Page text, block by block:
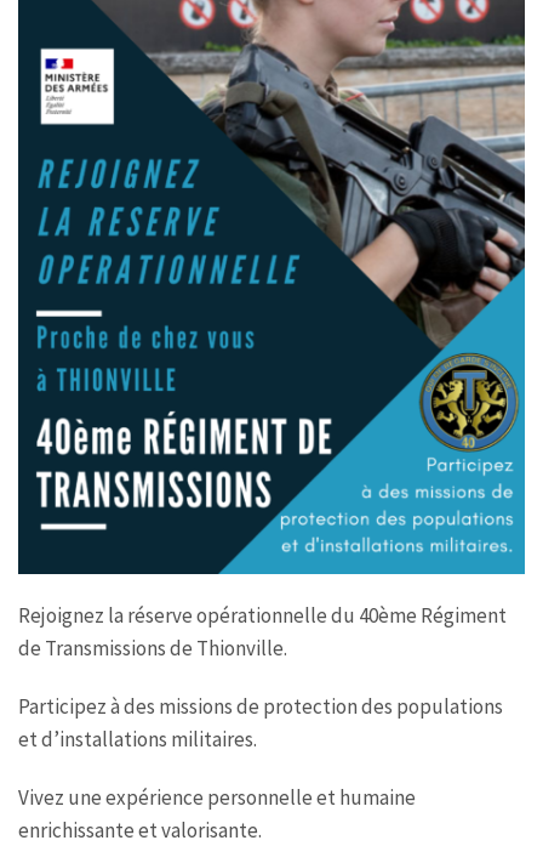
Rejoignez la réserve opérationnelle du 40ème Régiment
de Transmissions de Thionville.
Participez à des missions de protection des populations
et d’installations militaires.
Vivez une expérience personnelle et humaine
enrichissante et valorisante.